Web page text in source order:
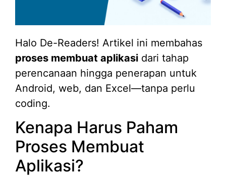
Halo De-Readers! Artikel ini membahas
proses membuat aplikasi dari tahap
perencanaan hingga penerapan untuk
Android, web, dan Excel—tanpa perlu
coding.
Kenapa Harus Paham
Proses Membuat
Aplikasi?